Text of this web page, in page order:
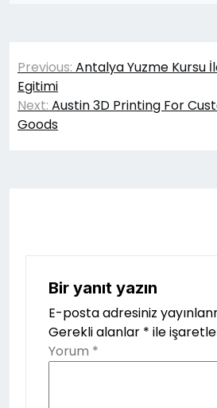
Yazı
gezinmesi
Previous: Antalya Yuzme Kursu
Egitimi
Next: Austin 3D Printing For
Goods
Bir yanıt yazın
E-posta adresiniz
Gerekli alanlar * ile
Yorum *